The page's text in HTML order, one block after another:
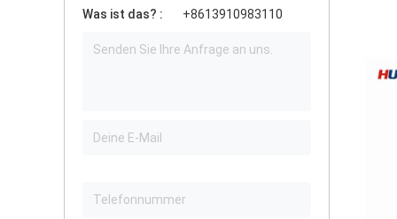
Was ist das? : +8613910983110